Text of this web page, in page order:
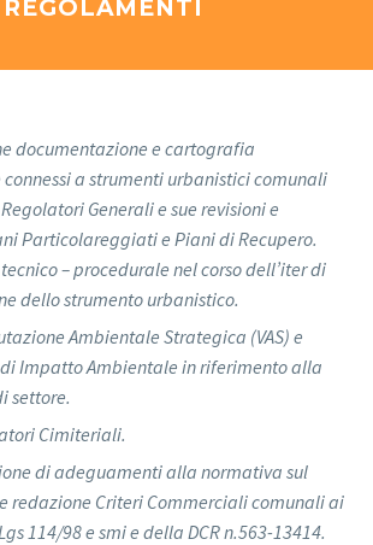
REGOLAMENTI
documentazione e cartografia
a strumenti urbanistici comunali
Generali e sue revisioni e
Particolareggiati e Piani di Recupero.
– procedurale nel corso dell’iter di
dello strumento urbanistico.
Ambientale Strategica (VAS) e
Impatto Ambientale in riferimento alla
settore.
Cimiteriali.
di adeguamenti alla normativa sul
redazione Criteri Commerciali comunali ai
114/98 e smi e della DCR n.563-13414.